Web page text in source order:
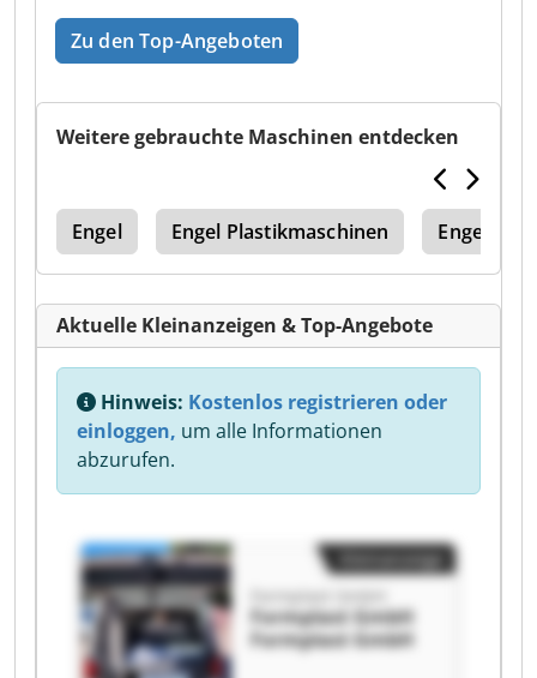
Zu den Top-Angeboten
Weitere gebrauchte Maschinen entdecken
Engel Engel Plastikmaschinen Engel
Aktuelle Kleinanzeigen & Top-Angebote
Hinweis: Kostenlos registrieren oder
einloggen, um alle Informationen
abzurufen.
Formplast GmbH
Formplast GmbH
Formplast GmbH